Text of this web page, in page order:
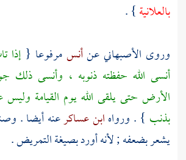
بالعلانية} .
وروى الأصبهانيعنأنسمرفوعا {إذا
أنسى الله حفظته ذنوبه ، وأنسى ذلك
الأرض حتى يلقى الله يوم القيامة وليس
بذنب } . ورواهابن عساكرعنه أيضا .
يشعر بضعفه ; لأنه أورد بصيغة التمريض .